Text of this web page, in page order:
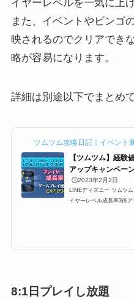
イヤーレベルを一気に上
また、イベントやビンゴ
映されるのでクリアでき
略が容易になります。
詳細は別途以下でまとめ
ツムツム攻略日記｜イベント
【ツムツム】経験
アップキャンペー
🕒️2023年2月2日
LINEディズニー ツムツ
イヤーレベル成長率3倍
8:1日プレイし放題